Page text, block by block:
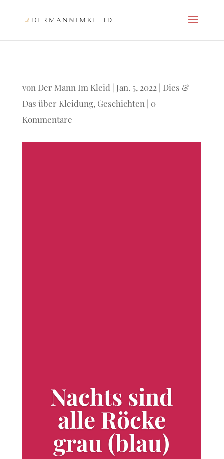
von Der Mann Im Kleid | Jan. 5, 2022| Dies &
Das über Kleidung, Geschichten | 0
Kommentare
Nachts sind
alle Röcke
grau (blau)